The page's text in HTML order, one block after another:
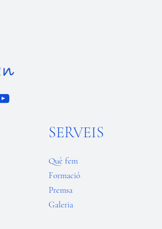
SERVEIS
Què fem
Formació
Premsa
Galeria